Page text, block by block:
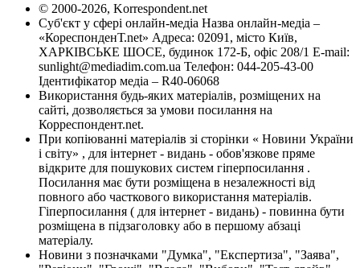
© 2000-2026, Korrespondent.net
Суб'єкт у сфері онлайн-медіа Назва онлайн-медіа –
«КореспонденТ.net» Адреса: 02091, місто Київ,
ХАРКІВСЬКЕ ШОСЕ, будинок 172-Б, офіс 208/1 E-mail:
sunlight@mediadim.com.ua Телефон: 044-205-43-00
Ідентифікатор медіа – R40-06068
Використання будь-яких матеріалів, розміщених на
сайті, дозволяється за умови посилання на
Корреспондент.net.
При копіюванні матеріалів зі сторінки « Новини України
і світу» , для інтернет - видань - обов'язкове пряме
відкрите для пошукових систем гіперпосилання .
Посилання має бути розміщена в незалежності від
повного або часткового використання матеріалів.
Гіперпосилання ( для інтернет - видань) - повинна бути
розміщена в підзаголовку або в першому абзаці
матеріалу.
Новини з позначками "Думка", "Експертиза", "Заява",